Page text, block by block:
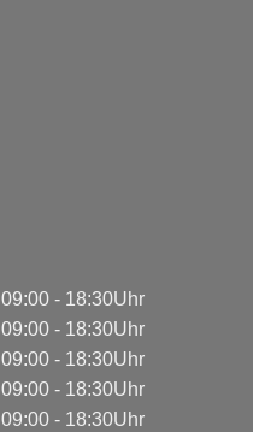
09:00 - 18:30Uhr
09:00 - 18:30Uhr
09:00 - 18:30Uhr
09:00 - 18:30Uhr
09:00 - 18:30Uhr